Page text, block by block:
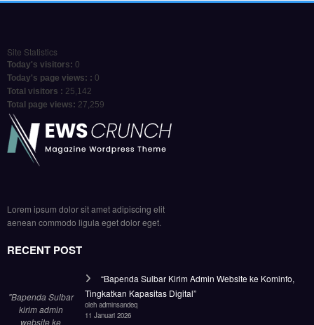
Site Statistics
Today's visitors: 0
Today's page views: : 0
Total visitors : 25,142
Total page views: 27,259
Lorem ipsum dolor sit amet adipiscing elit
aenean commodo ligula eget dolor eget.
RECENT POST
"Bapenda Sulbar
kirim admin
website ke
“Bapenda Sulbar Kirim Admin Website ke Kominfo,
Tingkatkan Kapasitas Digital”
oleh adminsandeq
11 Januari 2026